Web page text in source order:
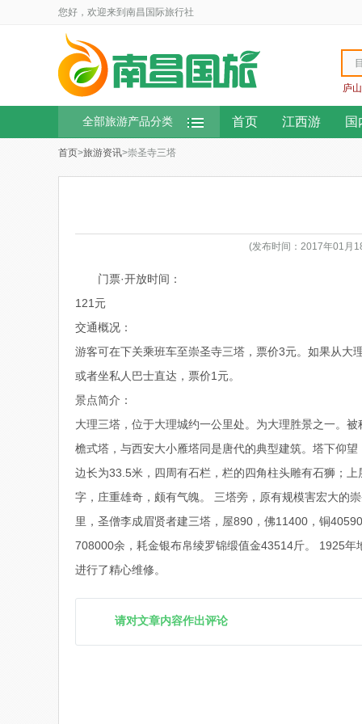
您好，欢迎来到南昌国际旅行社
庐山
全部旅游产品分类 首页 江西游 国
首页>旅游资讯>崇圣寺三塔
(发布时间：2017年01月
门票·开放时间：
121元
交通概况：
游客可在下关乘班车至崇圣寺三塔，票价3元。如果从大
或者坐私人巴士直达，票价1元。
景点简介：
大理三塔，位于大理城约一公里处。为大理胜景之一。
檐式塔，与西安大小雁塔同是唐代的典型建筑。塔下仰
边长为33.5米，四周有石栏，栏的四角柱头雕有石狮；
字，庄重雄奇，颇有气魄。 三塔旁，原有规模害宏大的
里，圣僧李成眉贤者建三塔，屋890，佛11400，铜
708000余，耗金银布帛绫罗锦缎值金43514斤。 1925年
进行了精心维修。
请对文章内容作出评论